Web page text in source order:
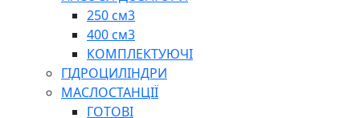
250 см3
400 см3
КОМПЛЕКТУЮЧІ
ГІДРОЦИЛІНДРИ
МАСЛОСТАНЦІЇ
ГОТОВІ